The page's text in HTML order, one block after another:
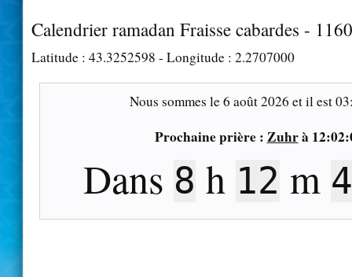
Calendrier ramadan Fraisse cabardes -
Latitude : 43.3252598 - Longitude : 2.2707000
Nous sommes le6 août 2026 et il est
Prochaine prière : Zuhrà
Dans 8 h 12 m